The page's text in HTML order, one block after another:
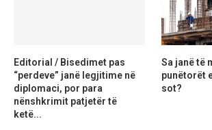
Editorial / Bisedimet pas
“perdeve” janë legjitime në
diplomaci, por para
nënshkrimit patjetër të
ketë...
Sa janë të
punëtorët
sot?